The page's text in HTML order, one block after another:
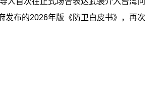
发布的2026年版《防卫白皮书》，再次